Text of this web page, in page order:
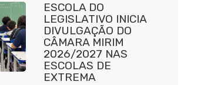
ESCOLA DO
LEGISLATIVO INICIA
DIVULGAÇÃO DO
CÂMARA MIRIM
2026/2027 NAS
ESCOLAS DE
EXTREMA